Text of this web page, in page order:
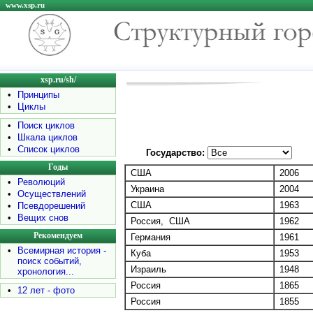
www.xsp.ru
xsp.ru/sh/
•
Принципы
•
Циклы
•
Поиск циклов
•
Шкала циклов
•
Список циклов
Годы
•
Революций
•
Осуществлений
•
Псевдорешений
•
Вещих снов
Рекомендуем
•
Всемирная история -
поиск событий,
хронология...
•
12 лет - фото
Государство:
США
2006
Украина
2004
США
1963
Россия, США
1962
Германия
1961
Куба
1953
Израиль
1948
Россия
1865
Россия
1855